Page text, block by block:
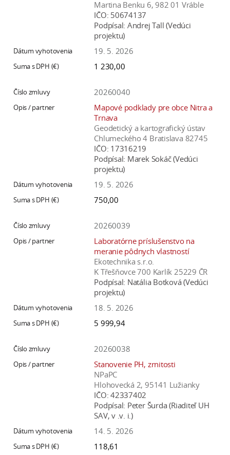
Martina Benku 6, 982 01 Vráble
IČO: 50674137
Podpísal: Andrej Tall (Vedúci
projektu)
19. 5. 2026
1 230,00
20260040
Mapové podklady pre obce Nitra a
Trnava
Geodetický a kartografický ústav
Chlumeckého 4 Bratislava 82745
IČO: 17316219
Podpísal: Marek Sokáč (Vedúci
projektu)
19. 5. 2026
750,00
20260039
Laboratórne príslušenstvo na
meranie pôdnych vlastností
Ekotechnika s.r.o.
K Třešňovce 700 Karlík 25229 ČR
Podpísal: Natália Botková (Vedúci
projektu)
18. 5. 2026
5 999,94
20260038
Stanovenie PH, zrnitosti
NPaPC
Hlohovecká 2, 95141 Lužianky
IČO: 42337402
Podpísal: Peter Šurda (Riaditeľ UH
SAV, v .v. i.)
14. 5. 2026
118,61